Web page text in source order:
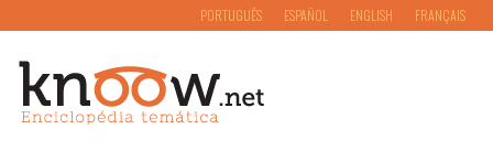
PORTUGUÊS ESPAÑOL ENGLISH FRANÇAIS